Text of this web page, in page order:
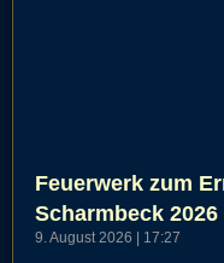
Feuerwerk zum
Scharmbeck 2026
9. August 2026 17:27